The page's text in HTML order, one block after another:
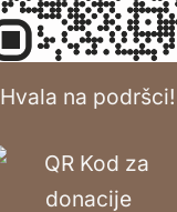
Hvala na podršci!